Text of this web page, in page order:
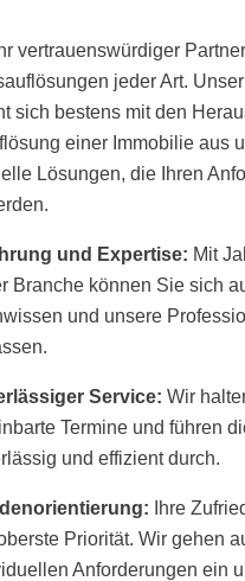
vertrauenswürdiger
jeder Art.
sich bestens mit den
einer Immobilie aus
Lösungen, die Ihren
und Expertise: Mit
Branche können Sie sich
und unsere
Service: Wir
Termine und führen
und effizient durch.
Ihre
Priorität. Wir gehen
Anforderungen ein